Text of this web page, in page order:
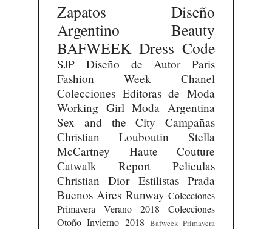
Zapatos
Diseño
Argentino
Beauty
BAFWEEK Dress Code
SJP Diseño de Autor
Paris
Fashion Week
Chanel
Colecciones Editoras de Moda
Working Girl Moda Argentina
Sex and the City
Campañas
Christian Louboutin
Stella
McCartney
Haute Couture
Catwalk Report
Peliculas
Christian Dior Estilistas Prada
Buenos Aires Runway Colecciones
Primavera Verano 2018
Colecciones
Otoño Invierno 2018 Bafweek Primavera